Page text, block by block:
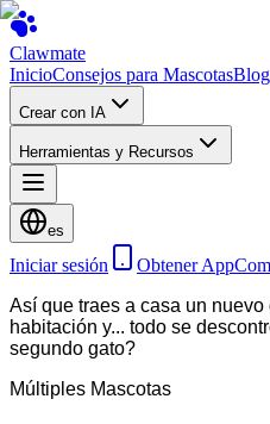
Clawmate
InicioConsejos para MascotasBlog
Crear con IA
Herramientas y Recursos
es
Iniciar sesión Obtener App
Así que traes a casa un
habitación y... todo se
segundo gato?
Múltiples Mascotas